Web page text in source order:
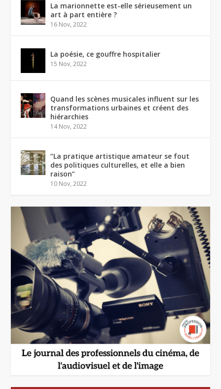
La marionnette est-elle sérieusement un
art à part entière ?
16 Nov, 2022
La poésie, ce gouffre hospitalier
15 Nov, 2022
Quand les scènes musicales influent sur les
transformations urbaines et créent des
hiérarchies
14 Nov, 2022
“La pratique artistique amateur se fout
des politiques culturelles, et elle a bien
raison”
10 Nov, 2022